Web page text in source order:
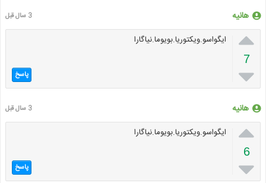
هانیه 3 سال قبل

7

ایگواسو.ویکتوریا.بویوما.نیاگارا
پاسخ
هانیه 3 سال قبل

6

ایگواسو.ویکتوریا.بویوما.نیاگارا
پاسخ